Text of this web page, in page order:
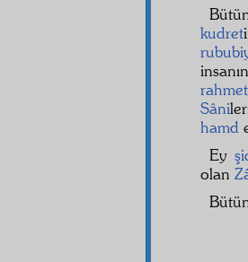
kudret
rahmet
Sâni
hamd
Ey
olan